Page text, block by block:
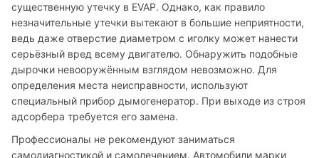
существенную утечку в EVAP. Однако, как правило
незначительные утечки вытекают в большие неприятности,
ведь даже отверстие диаметром с иголку может нанести
серьёзный вред всему двигателю. Обнаружить подобные
дырочки невооружённым взглядом невозможно. Для
определения места неисправности, используют
специальный прибор дымогенератор. При выходе из строя
адсорбера требуется его замена.
Профессионалы не рекомендуют заниматься
самодиагностикой и самолечением. Автомобили марки